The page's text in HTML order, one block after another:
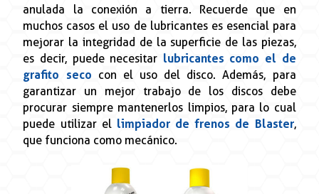
anulada la conexión a tierra. Recuerde que en
muchos casos el uso de lubricantes es esencial para
mejorar la integridad de la superficie de las piezas,
es decir, puede necesitar lubricantes como el de
grafito seco con el uso del disco. Además, para
garantizar un mejor trabajo de los discos debe
procurar siempre mantenerlos limpios, para lo cual
puede utilizar el limpiador de frenos de Blaster,
que funciona como mecánico.